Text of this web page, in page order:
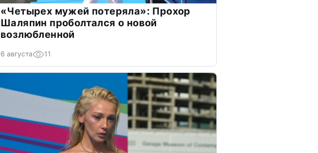
«Четырех мужей потеряла»: Прохор
Шаляпин проболтался о новой
возлюбленной
6 августа 11